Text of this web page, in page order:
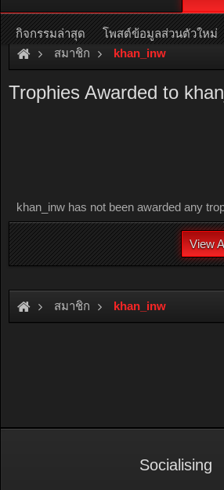
หรืออ่านรายละเอียดเพิ่มเ
สมาชิก khan_inw
Trophies Awarded to
khan_inw has not been awarded any
View
สมาชิก khan_inw
กิจกรรมล่าสุด โพสต์ข้อมูลส่วนตัวใหม่
Socialising